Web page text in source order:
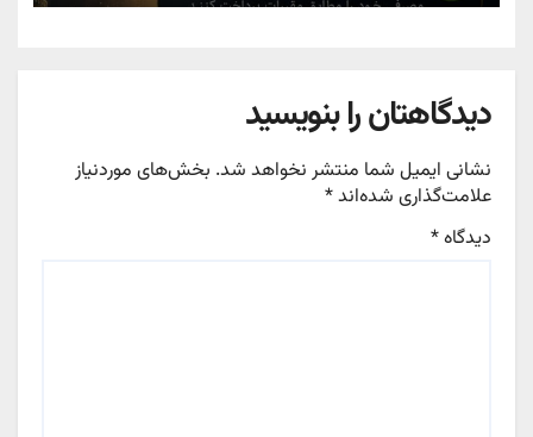
دیدگاهتان را بنویسید
نشانی ایمیل شما منتشر نخواهد شد. بخش‌های موردنیاز
علامت‌گذاری شده‌اند*
دیدگاه*